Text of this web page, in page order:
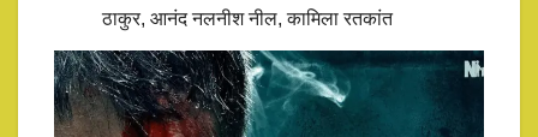
ठाकुर, आनंद नलनीश नील, कामिला रतकांत